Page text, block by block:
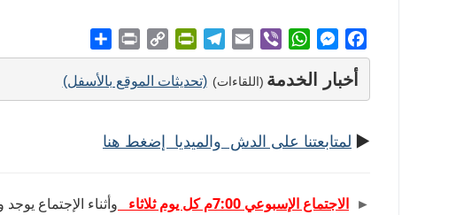
Facebook
Messenger
WhatsApp
Viber
Email
Telegram
PrintFriendly
Copy
Link
Print
Share
أخبار الخدمة (اللقاءات) (تحديثات الموقع بالأسفل)
► لمتابعتنا على الدش والميديا إضغط هنا
► الاجتماع الإسبوعي 7:00م كل يوم ثلاثاء وأثناء الإجتماع